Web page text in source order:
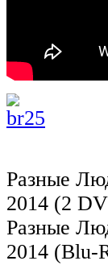
Разные
2014 (2
Разные
2014 (Blu-